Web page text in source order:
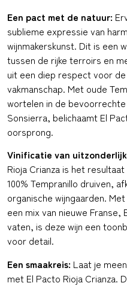
Een pact met de natuur:
sublieme expressie van
wijnmakerskunst. Dit is een
tussen de rijke terroirs en
uit een diep respect voor
vakmanschap. Met oude
wortelen in de
Sonsierra, belichaamt El
oorsprong.
Vinificatie van
Rioja Crianza is het
100% Tempranillo druiven,
organische wijngaarden.
een mix van nieuwe Franse,
vaten, is deze wijn een
voor detail.
Een smaakreis: Laat je
met El Pacto Rioja Crianza.